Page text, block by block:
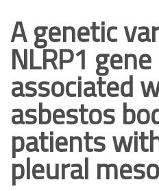
A genetic
NLRP1
associated
asbestos
patients
pleural